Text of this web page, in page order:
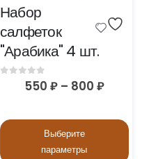
Набор
салфеток
"Арабика" 4 шт.
out of 5
550 ₽ – 800 ₽
Выберите
параметры